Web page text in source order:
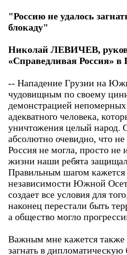
"Россию не удалось
блокаду"
Николай ЛЕВИЧЕВ,
«Справедливая Россия» в
-- Нападение Грузии на
чудовищным по своему
демонстрацией
адекватного человека,
уничтожения целый народ.
абсолютно очевидно, что
Россия не могла, просто не
жизни наши ребята
Правильным шагом
независимости Южной
создает все условия для
наконец перестали быть
а общество могло
Важным мне кажется также
загнать в дипломатическую